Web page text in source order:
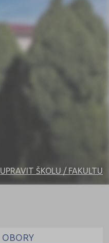
UPRAVIT ŠKOLU / FAKULTU
OBORY